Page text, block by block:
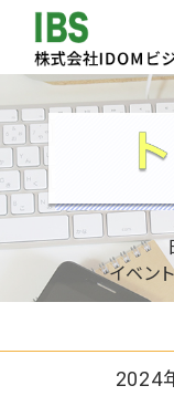
イベン
2024